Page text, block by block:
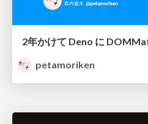
petamoriken